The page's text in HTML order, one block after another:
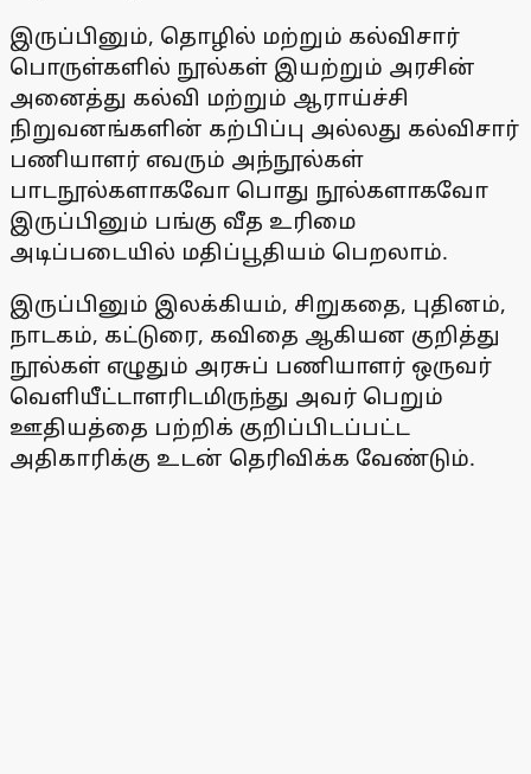
இருப்பினும், தொழில் மற்றும் கல்விசார்
பொருள்களில் நூல்கள் இயற்றும் அரசின்
அனைத்து கல்வி மற்றும் ஆராய்ச்சி
நிறுவனங்களின் கற்பிப்பு அல்லது கல்விசார்
பணியாளர் எவரும் அந்நூல்கள்
பாடநூல்களாகவோ பொது நூல்களாகவோ
இருப்பினும் பங்கு வீத உரிமை
அடிப்படையில் மதிப்பூதியம் பெறலாம்.
இருப்பினும் இலக்கியம், சிறுகதை, புதினம்,
நாடகம், கட்டுரை, கவிதை ஆகியன குறித்து
நூல்கள் எழுதும் அரசுப் பணியாளர் ஒருவர்
வெளியீட்டாளரிடமிருந்து அவர் பெறும்
ஊதியத்தை பற்றிக் குறிப்பிடப்பட்ட
அதிகாரிக்கு உடன் தெரிவிக்க வேண்டும்.